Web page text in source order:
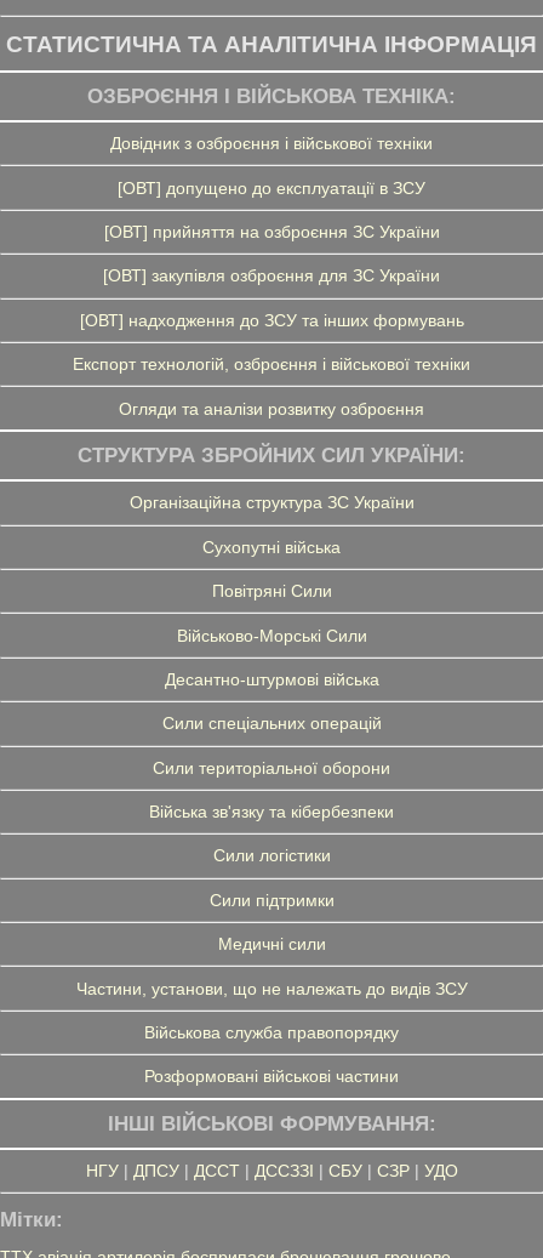
СТАТИСТИЧНА ТА АНАЛІТИЧНА ІНФОРМАЦІЯ
ОЗБРОЄННЯ І ВІЙСЬКОВА ТЕХНІКА:
Довідник з озброєння і військової техніки
[ОВТ] допущено до експлуатації в ЗСУ
[ОВТ] прийняття на озброєння ЗС України
[ОВТ] закупівля озброєння для ЗС України
[ОВТ] надходження до ЗСУ та інших формувань
Експорт технологій, озброєння і військової техніки
Огляди та аналізи розвитку озброєння
СТРУКТУРА ЗБРОЙНИХ СИЛ УКРАЇНИ:
Організаційна структура ЗС України
Сухопутні війська
Повітряні Сили
Військово-Морські Сили
Десантно-штурмові війська
Сили спеціальних операцій
Сили територіальної оборони
Війська зв'язку та кібербезпеки
Сили логістики
Сили підтримки
Медичні сили
Частини, установи, що не належать до видів ЗСУ
Військова служба правопорядку
Розформовані військові частини
ІНШІ ВІЙСЬКОВІ ФОРМУВАННЯ:
НГУ| ДПСУ| ДССТ| ДССЗЗІ | СБУ| СЗР| УДО
Мітки: